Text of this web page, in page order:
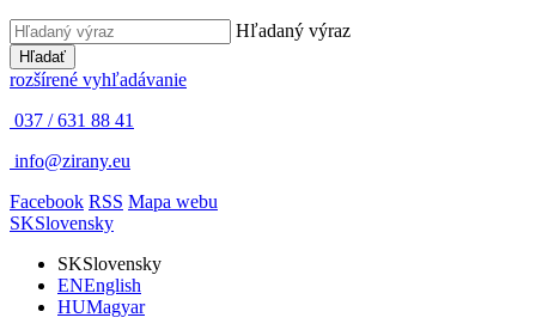
Hľadaný výraz
Hľadať
rozšírené vyhľadávanie
037 / 631 88 41
info@zirany.eu
Facebook RSS Mapa webu
SKSlovensky
SKSlovensky
ENEnglish
HUMagyar